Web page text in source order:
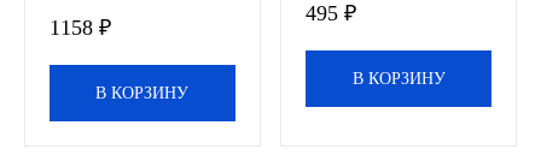
1158 ₽
В КОРЗИНУ
495 ₽
В КОРЗИНУ